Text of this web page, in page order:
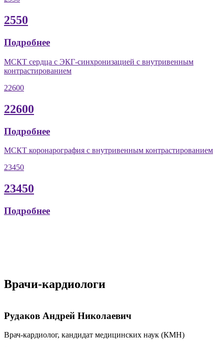
2550
Подробнее
МСКТ сердца с ЭКГ-синхронизацией с внутривенным
контрастированием
22600
22600
Подробнее
МСКТ коронарография с внутривенным контрастированием
23450
23450
Подробнее
Врачи-кардиологи
Рудаков Андрей Николаевич
Врач-кардиолог, кандидат медицинских наук (КМН)